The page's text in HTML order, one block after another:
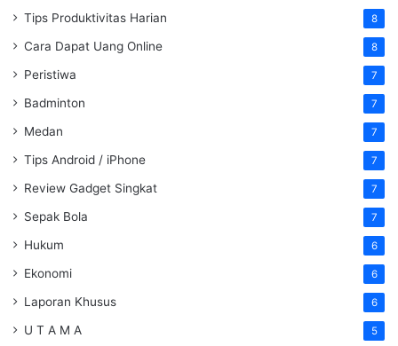
Tips Produktivitas Harian 8
Cara Dapat Uang Online 8
Peristiwa 7
Badminton 7
Medan 7
Tips Android / iPhone 7
Review Gadget Singkat 7
Sepak Bola 7
Hukum 6
Ekonomi 6
Laporan Khusus 6
U T A M A 5